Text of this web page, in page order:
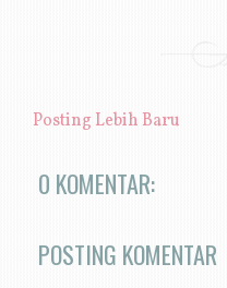
Posting Lebih Baru
0 KOMENTAR:
POSTING KOMENTAR